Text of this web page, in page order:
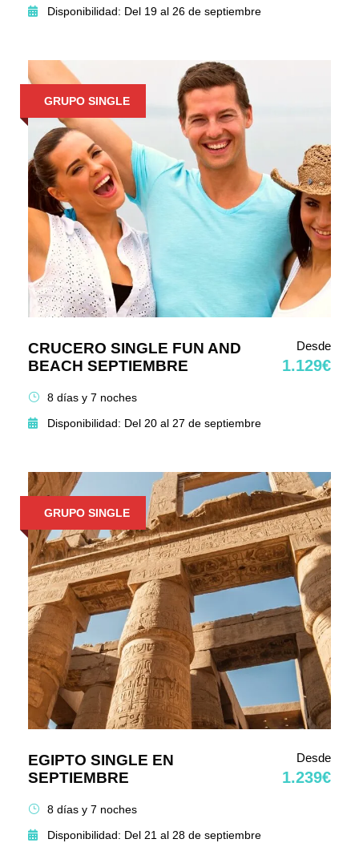
Disponibilidad: Del 19 al 26 de septiembre
GRUPO SINGLE
CRUCERO SINGLE FUN AND
BEACH SEPTIEMBRE
Desde
1.129€
8 días y 7 noches
Disponibilidad: Del 20 al 27 de septiembre
GRUPO SINGLE
EGIPTO SINGLE EN
SEPTIEMBRE
Desde
1.239€
8 días y 7 noches
Disponibilidad: Del 21 al 28 de septiembre